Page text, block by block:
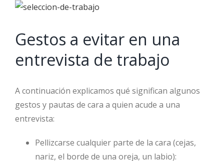
View
Image
Gestos a evitar en una
entrevista de trabajo
A continuación explicamos qué significan algunos
gestos y pautas de cara a quien acude a una
entrevista:
Pellizcarse cualquier parte de la cara (cejas,
nariz, el borde de una oreja, un labio):